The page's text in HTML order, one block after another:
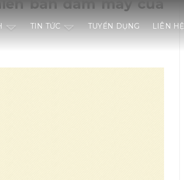
TIN TỨC TUYỂN DỤNG LIÊN HỆ
bản đám mây của